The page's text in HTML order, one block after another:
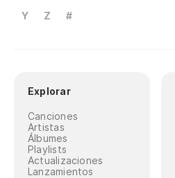
Y
Z #
Explorar
Canciones
Artistas
Álbumes
Playlists
Actualizaciones
Lanzamientos